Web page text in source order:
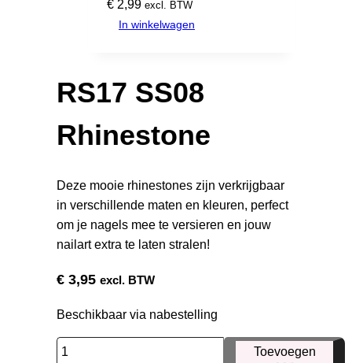
€ 2,99 excl. BTW
In winkelwagen
RS17 SS08
Rhinestone
Deze mooie rhinestones zijn verkrijgbaar
in verschillende maten en kleuren, perfect
om je nagels mee te versieren en jouw
nailart extra te laten stralen!
€ 3,95 excl. BTW
Beschikbaar via nabestelling
RS17
Toevoegen